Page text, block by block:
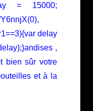
= 15000;
delay
andises ,
bien sûr votre
et à la